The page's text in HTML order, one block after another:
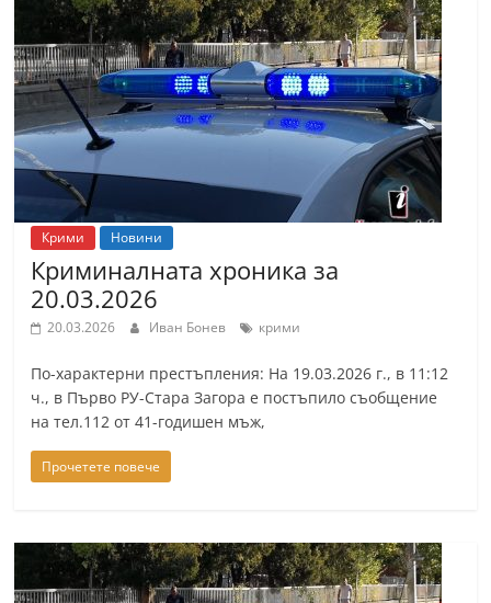
Крими Новини
Криминалната хроника за
20.03.2026
20.03.2026 Иван Бонев крими
По-характерни престъпления: На 19.03.2026 г., в 11:12
ч., в Първо РУ-Стара Загора е постъпило съобщение
на тел.112 от 41-годишен мъж,
Прочетете повече